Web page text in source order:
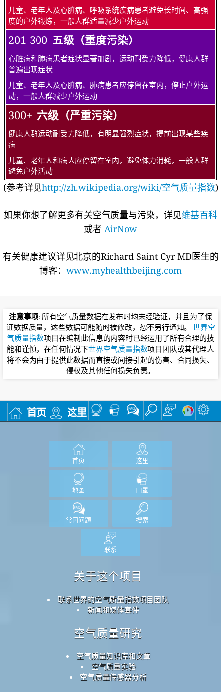
儿童、老年人及心脏病、呼吸系统疾病患者避免长时间、高强
度的户外锻炼，一般人群适量减少户外运动
201-300 五级（重度污染）
心脏病和肺病患者症状显著加剧，运动耐受力降低，健康人群
普遍出现症状
儿童、老年人及心脏病、肺病患者应停留在室内，停止户外运
动，一般人群减少户外运动
300+ 六级（严重污染）
健康人群运动耐受力降低，有明显强烈症状，提前出现某些疾
病
儿童、老年人和病人应停留在室内，避免体力消耗，一般人群
避免户外活动
(参考详见http://zh.wikipedia.org/wiki/空气质量指数)
如果你想了解更多有关空气质量与污染，详见维基百科
或者 AirNow
有关健康建议详见北京的Richard Saint Cyr MD医生的
博客： www.myhealthbeijing.com
注意事项: 所有空气质量数据在发布时均未经验证，并且为了保
证数据质量，这些数据可能随时被修改，恕不另行通知。 世界空
气质量指数项目在编制此信息的内容时已经运用了所有合理的技
能和谨慎，在任何情况下世界空气质量指数项目团队或其代理人
将不会为由于提供此数据而直接或间接引起的伤害、合同损失、
侵权及其他任何损失负责。
首页 这里
首页 这里
地图 口罩
常问问题 搜索
联系
关于这个项目
联系世界的空气质量指数项目团队
新闻和媒体套件
空气质量研究
空气质量知识库和文章
空气质量实验
空气质量传感器分析